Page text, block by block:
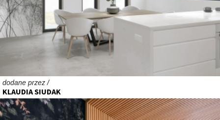
dodane przez /
KLAUDIA SIUDAK